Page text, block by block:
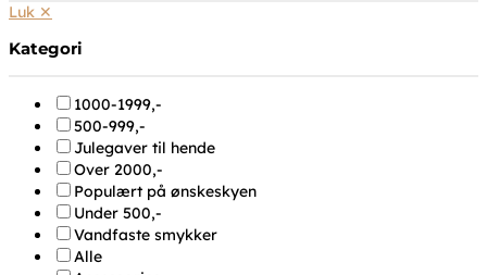
Luk ✕
Kategori
1000-1999,-
500-999,-
Julegaver til hende
Over 2000,-
Populært på ønskeskyen
Under 500,-
Vandfaste smykker
Alle